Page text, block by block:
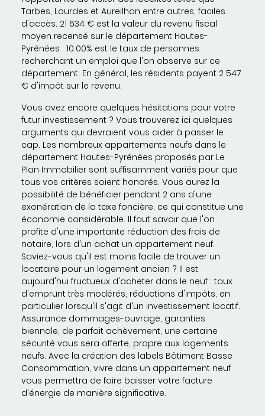
Tarbes, Lourdes et Aureilhan entre autres, faciles
d'accès. 21 634 € est la valeur du revenu fiscal
moyen recensé sur le département Hautes-
Pyrénées . 10.00% est le taux de personnes
recherchant un emploi que l'on observe sur ce
département. En général, les résidents payent 2 547
€ d'impôt sur le revenu.
Vous avez encore quelques hésitations pour votre
futur investissement ? Vous trouverez ici quelques
arguments qui devraient vous aider à passer le
cap. Les nombreux appartements neufs dans le
département Hautes-Pyrénées proposés par Le
Plan Immobilier sont suffisamment variés pour que
tous vos critères soient honorés. Vous aurez la
possibilité de bénéficier pendant 2 ans d'une
exonération de la taxe foncière, ce qui constitue une
économie considérable. Il faut savoir que l'on
profite d'une importante réduction des frais de
notaire, lors d'un achat un appartement neuf.
Saviez-vous qu'il est moins facile de trouver un
locataire pour un logement ancien ? Il est
aujourd'hui fructueux d'acheter dans le neuf : taux
d'emprunt très modérés, réductions d'impôts, en
particulier lorsqu'il s'agit d'un investissement locatif.
Assurance dommages-ouvrage, garanties
biennale, de parfait achèvement, une certaine
sécurité vous sera offerte, propre aux logements
neufs. Avec la création des labels Bâtiment Basse
Consommation, vivre dans un appartement neuf
vous permettra de faire baisser votre facture
d'énergie de manière significative.